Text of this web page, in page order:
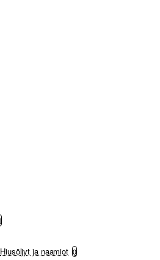
Hiusöljyt ja naamiot 0